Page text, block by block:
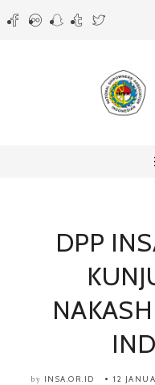
DPP
by INSA.OR.ID 12